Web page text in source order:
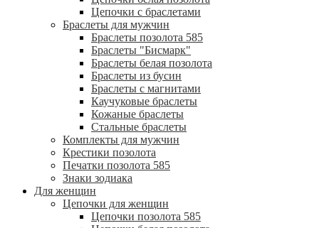
Цепочки с браслетами
Браслеты для мужчин
Браслеты позолота 585
Браслеты "Бисмарк"
Браслеты белая позолота
Браслеты из бусин
Браслеты с магнитами
Каучуковые браслеты
Кожаные браслеты
Стальные браслеты
Комплекты для мужчин
Крестики позолота
Печатки позолота 585
Знаки зодиака
Для женщин
Цепочки для женщин
Цепочки позолота 585